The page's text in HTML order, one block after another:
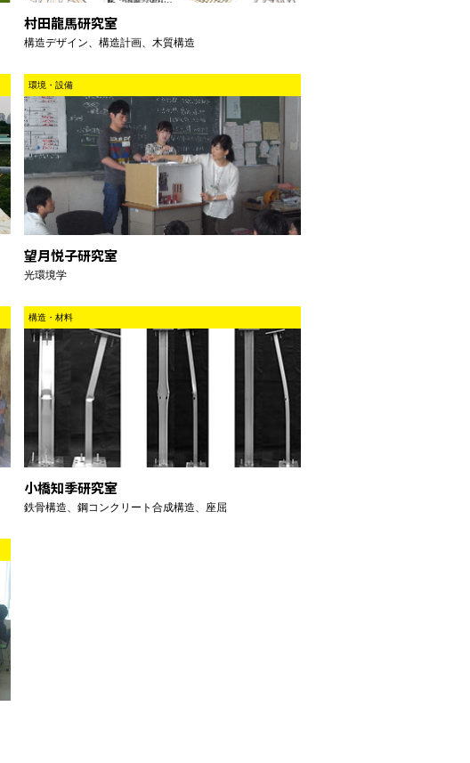
村田龍馬研究室
構造デザイン、構造計画、木質構造
環境・設備
望月悦子研究室
光環境学
構造・材料
小橋知季研究室
鉄骨構造、鋼コンクリート合成構造、座屈